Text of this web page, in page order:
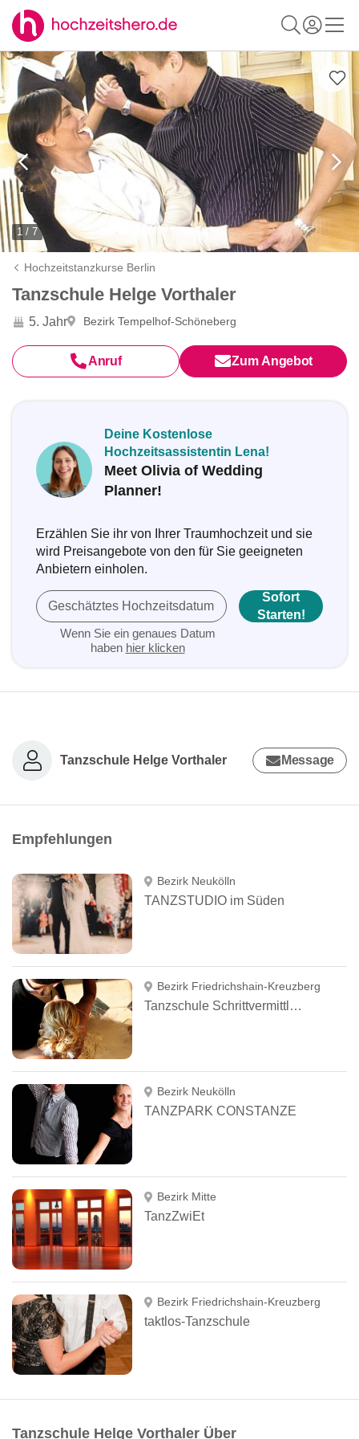
1 / 7
Hochzeitstanzkurse Berlin
Tanzschule Helge Vorthaler
5. Jahr Bezirk Tempelhof-Schöneberg
Anruf Zum Angebot
Deine Kostenlose
Hochzeitsassistentin Lena!
Meet Olivia of Wedding
Planner!
Erzählen Sie ihr von Ihrer Traumhochzeit und sie
wird Preisangebote von den für Sie geeigneten
Anbietern einholen.
Geschätztes Hochzeitsdatum
Wenn Sie ein genaues Datum
haben hier klicken
Sofort
Starten!
Tanzschule Helge Vorthaler Message
Empfehlungen
Bezirk Neukölln
TANZSTUDIO im Süden
Bezirk Friedrichshain-Kreuzberg
Tanzschule Schrittvermittlung
Bezirk Neukölln
TANZPARK CONSTANZE
Bezirk Mitte
TanzZwiEt
Bezirk Friedrichshain-Kreuzberg
taktlos-Tanzschule
Tanzschule Helge Vorthaler Über